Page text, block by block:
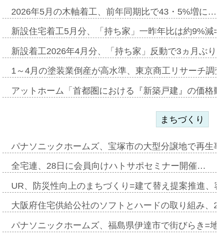
2026年5月の木軸着工、前年同期比で43・5%増に…
新設住宅着工5月分、「持ち家」一昨年比は約9%
新設着工2026年4月分、「持ち家」反動で3ヵ月ぶ
1～4月の塗装業倒産が高水準、東京商工リサーチ
アットホーム「首都圏における『新築戸建』の価
まちづくり
パナソニックホームズ、宝塚市の大型分譲地で再
全宅連、28日に会員向けハトサポセミナー開催…
UR、防災性向上のまちづくり=建て替え提案推進
大阪府住宅供給公社のソフトとハードの取り組み
パナソニックホームズ、福島県伊達市で街びらき=